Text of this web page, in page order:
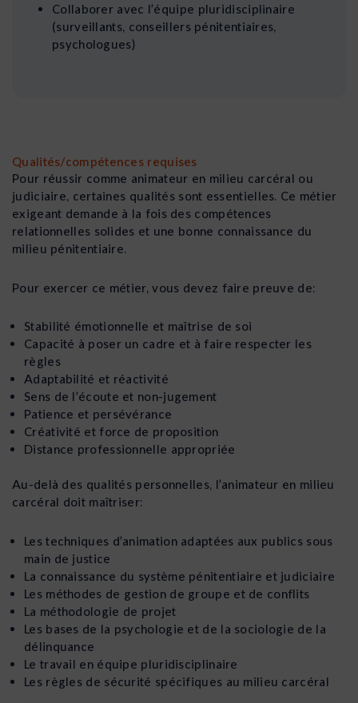
Collaborer avec l’équipe pluridisciplinaire
(surveillants, conseillers pénitentiaires,
psychologues)
Qualités/compétences requises
Pour réussir comme animateur en milieu carcéral ou
judiciaire, certaines qualités sont essentielles. Ce métier
exigeant demande à la fois des compétences
relationnelles solides et une bonne connaissance du
milieu pénitentiaire.
Pour exercer ce métier, vous devez faire preuve de:
Stabilité émotionnelle et maîtrise de soi
Capacité à poser un cadre et à faire respecter les
règles
Adaptabilité et réactivité
Sens de l’écoute et non-jugement
Patience et persévérance
Créativité et force de proposition
Distance professionnelle appropriée
Au-delà des qualités personnelles, l’animateur en milieu
carcéral doit maîtriser:
Les techniques d’animation adaptées aux publics sous
main de justice
La connaissance du système pénitentiaire et judiciaire
Les méthodes de gestion de groupe et de conflits
La méthodologie de projet
Les bases de la psychologie et de la sociologie de la
délinquance
Le travail en équipe pluridisciplinaire
Les règles de sécurité spécifiques au milieu carcéral